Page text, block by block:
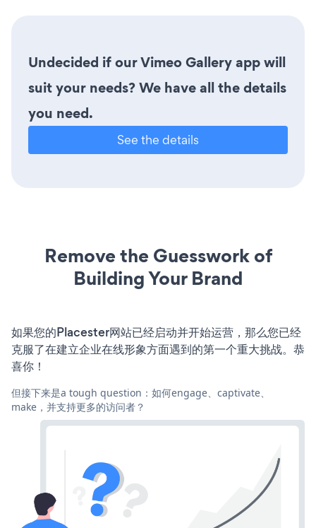
Undecided if our Vimeo Gallery app will
suit your needs? We have all the details
you need.
See the details
Remove the Guesswork of
Building Your Brand
如果您的Placester网站已经启动并开始运营，那么您已经
克服了在建立企业在线形象方面遇到的第一个重大挑战。恭
喜你！
但接下来是a tough question：如何engage、captivate、
make，并支持更多的访问者？